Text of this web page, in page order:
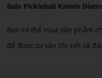
Balo Pickleball Kaiwin
Bạn có thể mua sản phẩm
để được tư vấn chi tiết và